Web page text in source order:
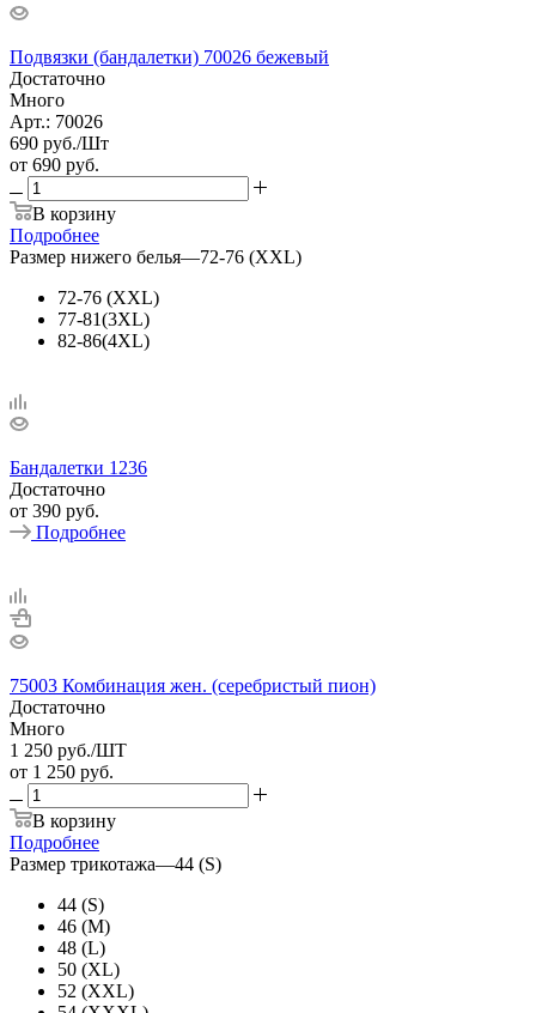
Подвязки (бандалетки) 70026 бежевый
Достаточно
Много
Арт.: 70026
690 руб./Шт
от 690 руб.
В корзину
Подробнее
Размер нижего белья—72-76 (XXL)
72-76 (XXL)
77-81(3XL)
82-86(4XL)
Бандалетки 1236
Достаточно
от 390 руб.
Подробнее
75003 Комбинация жен. (серебристый пион)
Достаточно
Много
1 250 руб./ШТ
от 1 250 руб.
В корзину
Подробнее
Размер трикотажа—44 (S)
44 (S)
46 (M)
48 (L)
50 (XL)
52 (XXL)